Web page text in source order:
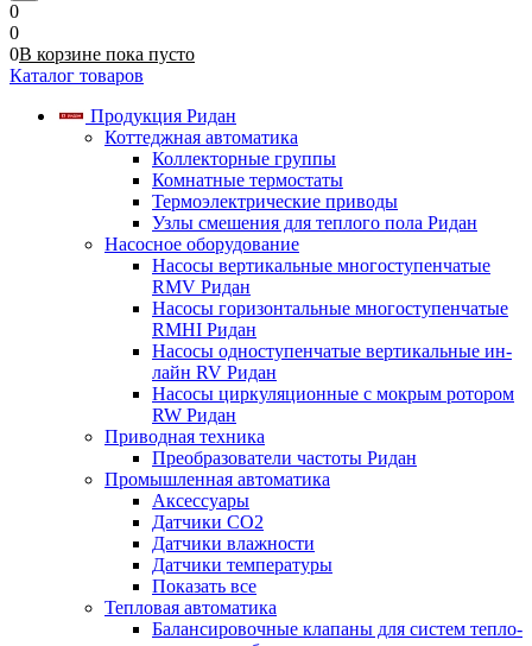
0
0
0В корзине пока пусто
Каталог товаров
Продукция Ридан
Коттеджная автоматика
Коллекторные группы
Комнатные термостаты
Термоэлектрические приводы
Узлы смешения для теплого пола Ридан
Насосное оборудование
Насосы вертикальные многоступенчатые
RMV Ридан
Насосы горизонтальные многоступенчатые
RMHI Ридан
Насосы одноступенчатые вертикальные ин-
лайн RV Ридан
Насосы циркуляционные с мокрым ротором
RW Ридан
Приводная техника
Преобразователи частоты Ридан
Промышленная автоматика
Аксессуары
Датчики CO2
Датчики влажности
Датчики температуры
Показать все
Тепловая автоматика
Балансировочные клапаны для систем тепло-